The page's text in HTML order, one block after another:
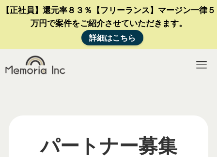
【正社員】還元率８３％【フリーランス】マージン一律５
万円で案件をご紹介させていただきます。
詳細はこちら
パートナー募集